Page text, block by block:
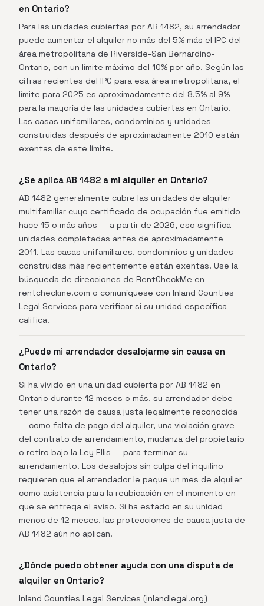
en Ontario?
Para las unidades cubiertas por AB 1482, su arrendador
puede aumentar el alquiler no más del 5% más el IPC del
área metropolitana de Riverside-San Bernardino-
Ontario, con un límite máximo del 10% por año. Según las
cifras recientes del IPC para esa área metropolitana, el
límite para 2025 es aproximadamente del 8.5% al 9%
para la mayoría de las unidades cubiertas en Ontario.
Las casas unifamiliares, condominios y unidades
construidas después de aproximadamente 2010 están
exentas de este límite.
¿Se aplica AB 1482 a mi alquiler en Ontario?
AB 1482 generalmente cubre las unidades de alquiler
multifamiliar cuyo certificado de ocupación fue emitido
hace 15 o más años — a partir de 2026, eso significa
unidades completadas antes de aproximadamente
2011. Las casas unifamiliares, condominios y unidades
construidas más recientemente están exentas. Use la
búsqueda de direcciones de RentCheckMe en
rentcheckme.com o comuníquese con Inland Counties
Legal Services para verificar si su unidad específica
califica.
¿Puede mi arrendador desalojarme sin causa en
Ontario?
Si ha vivido en una unidad cubierta por AB 1482 en
Ontario durante 12 meses o más, su arrendador debe
tener una razón de causa justa legalmente reconocida
— como falta de pago del alquiler, una violación grave
del contrato de arrendamiento, mudanza del propietario
o retiro bajo la Ley Ellis — para terminar su
arrendamiento. Los desalojos sin culpa del inquilino
requieren que el arrendador le pague un mes de alquiler
como asistencia para la reubicación en el momento en
que se entrega el aviso. Si ha estado en su unidad
menos de 12 meses, las protecciones de causa justa de
AB 1482 aún no aplican.
¿Dónde puedo obtener ayuda con una disputa de
alquiler en Ontario?
Inland Counties Legal Services (inlandlegal.org)